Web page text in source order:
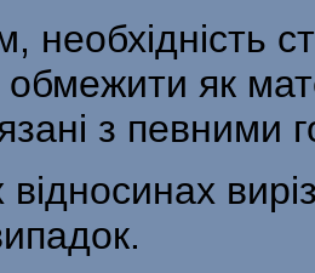
необхідність
як
з певними